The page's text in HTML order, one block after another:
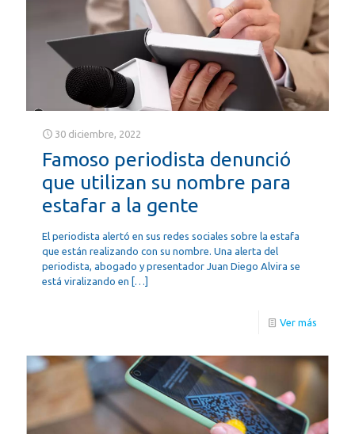
30 diciembre, 2022
Famoso periodista denunció
que utilizan su nombre para
estafar a la gente
El periodista alertó en sus redes sociales sobre la estafa
que están realizando con su nombre. Una alerta del
periodista, abogado y presentador Juan Diego Alvira se
está viralizando en […]
Ver más